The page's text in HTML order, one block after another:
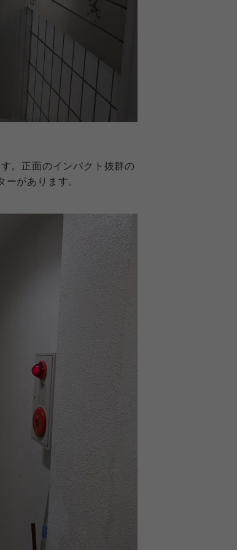
。正面のインパクト抜群の
ーがあります。